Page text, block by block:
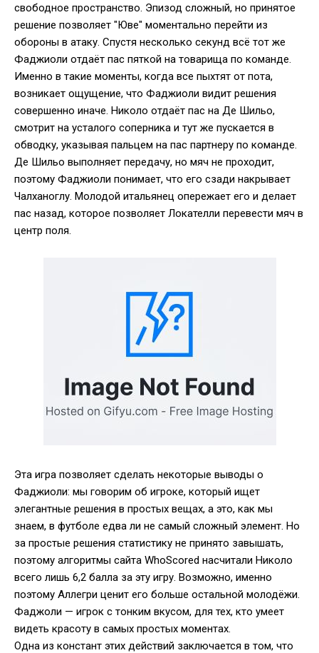
свободное пространство. Эпизод сложный, но принятое
решение позволяет "Юве" моментально перейти из
обороны в атаку. Спустя несколько секунд всё тот же
Фаджиоли отдаёт пас пяткой на товарища по команде.
Именно в такие моменты, когда все пыхтят от пота,
возникает ощущение, что Фаджиоли видит решения
совершенно иначе. Николо отдаёт пас на Де Шильо,
смотрит на усталого соперника и тут же пускается в
обводку, указывая пальцем на пас партнеру по команде.
Де Шильо выполняет передачу, но мяч не проходит,
поэтому Фаджиоли понимает, что его сзади накрывает
Чалханоглу. Молодой итальянец опережает его и делает
пас назад, которое позволяет Локателли перевести мяч в
центр поля.
Эта игра позволяет сделать некоторые выводы о
Фаджиоли: мы говорим об игроке, который ищет
элегантные решения в простых вещах, а это, как мы
знаем, в футболе едва ли не самый сложный элемент. Но
за простые решения статистику не принято завышать,
поэтому алгоритмы сайта WhoScored насчитали Николо
всего лишь 6,2 балла за эту игру. Возможно, именно
поэтому Аллегри ценит его больше остальной молодёжи.
Фаджоли — игрок с тонким вкусом, для тех, кто умеет
видеть красоту в самых простых моментах.
Одна из констант этих действий заключается в том, что